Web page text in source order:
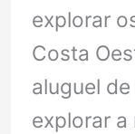
explorar
Costa
aluguel
explorar a